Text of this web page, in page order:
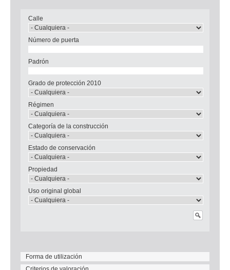
Calle
Número de puerta
Padrón
Grado de protección 2010
Régimen
Categoría de la construcción
Estado de conservación
Propiedad
Uso original global
Forma de utilización